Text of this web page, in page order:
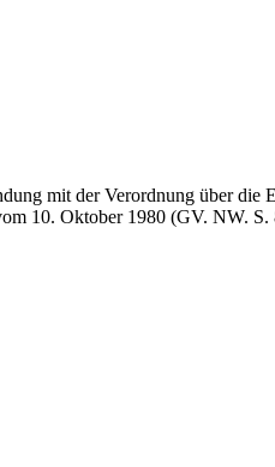
mit der Verordnung über die
10. Oktober 1980 (GV. NW. S.